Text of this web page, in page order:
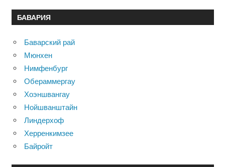
БАВАРИЯ
Баварский рай
Мюнхен
Нимфенбург
Обераммергау
Хоэншвангау
Нойшванштайн
Линдерхоф
Херренкимзее
Байройт